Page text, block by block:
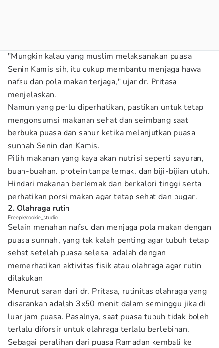
"Mungkin kalau yang muslim melaksanakan puasa
Senin Kamis sih, itu cukup membantu menjaga hawa
nafsu dan pola makan terjaga," ujar dr. Pritasa
menjelaskan.
Namun yang perlu diperhatikan, pastikan untuk tetap
mengonsumsi makanan sehat dan seimbang saat
berbuka puasa dan sahur ketika melanjutkan puasa
sunnah Senin dan Kamis.
Pilih makanan yang kaya akan nutrisi seperti sayuran,
buah-buahan, protein tanpa lemak, dan biji-bijian utuh.
Hindari makanan berlemak dan berkalori tinggi serta
perhatikan porsi makan agar tetap sehat dan bugar.
2. Olahraga rutin
Freepik/cookie_studio
Selain menahan nafsu dan menjaga pola makan dengan
puasa sunnah, yang tak kalah penting agar tubuh tetap
sehat setelah puasa selesai adalah dengan
memerhatikan aktivitas fisik atau olahraga agar rutin
dilakukan.
Menurut saran dari dr. Pritasa, rutinitas olahraga yang
disarankan adalah 3x50 menit dalam seminggu jika di
luar jam puasa. Pasalnya, saat puasa tubuh tidak boleh
terlalu diforsir untuk olahraga terlalu berlebihan.
Sebagai peralihan dari puasa Ramadan kembali ke